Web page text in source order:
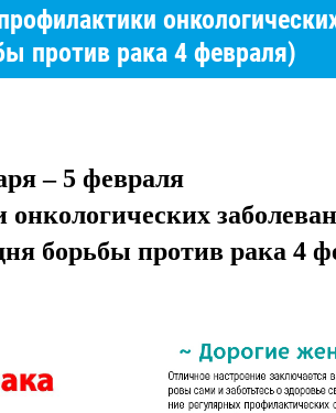
против рака 4 февраля)
– 5 февраля
борьбы против рака 4